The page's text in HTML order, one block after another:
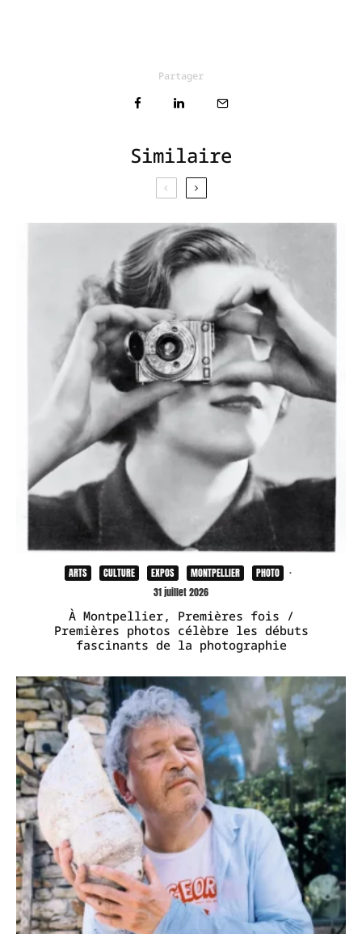
Partager
Similaire
ARTS CULTURE EXPOS MONTPELLIER PHOTO
·
31 juillet 2026
À Montpellier, Premières fois /
Premières photos célèbre les débuts
fascinants de la photographie